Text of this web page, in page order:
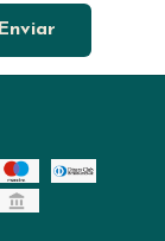
Enviar